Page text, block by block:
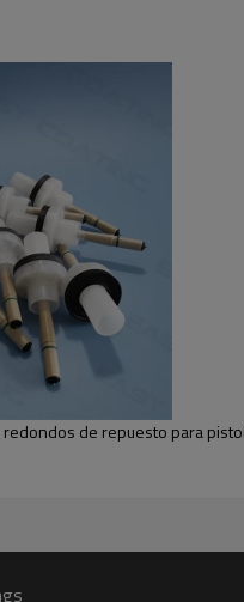
de repuesto para